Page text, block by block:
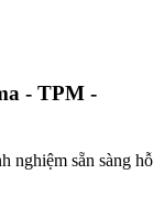
- TPM -
nghiệm sẵn sàng hỗ